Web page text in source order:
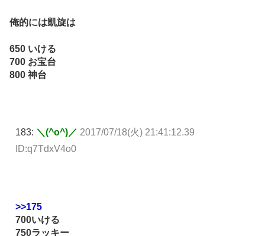
俺的には凱旋は
650 いける
700 お宝台
800 神台
183: ＼(^o^)／ 2017/07/18(火) 21:41:12.39
ID:q7TdxV4o0
>>175
700いける
750ラッキー